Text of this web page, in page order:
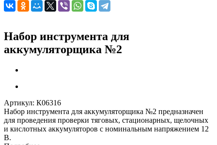
Набор инструмента для
аккумуляторщика №2
Артикул: К06316
Набор инструмента для аккумуляторщика №2 предназначен
для проведения проверки тяговых, стационарных, щелочных
и кислотных аккумуляторов с номинальным напряжением 12
В.